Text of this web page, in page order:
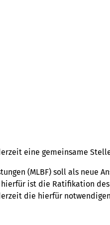
eine gemeinsame
(MLBF) soll als neue
ist die Ratifikation
die hierfür